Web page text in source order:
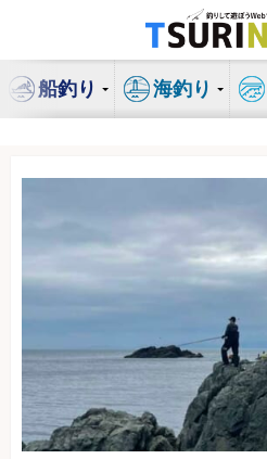
ン
船釣り 海釣り